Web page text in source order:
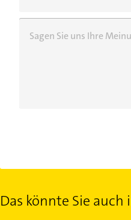
Sagen Sie uns Ihre
Das könnte Sie auch